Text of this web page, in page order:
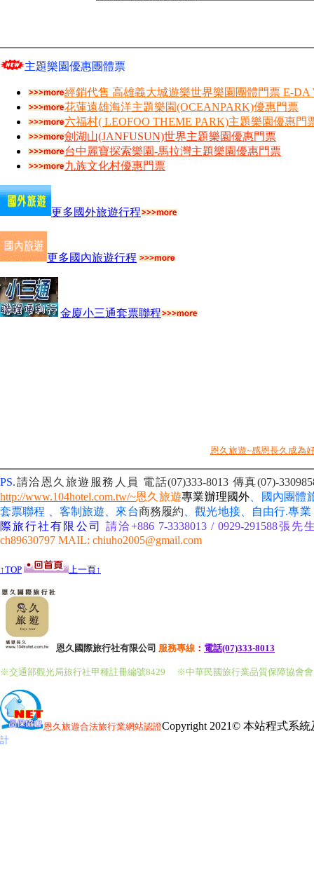
主題樂園優惠團體票
經銷代售 高雄義大城遊樂世界樂園團體門票 E-DA
花蓮遠雄海洋主題樂園(OCEANPARK)優惠門票
六福村( LEOFOO THEME PARK)主題樂園優惠門
劍湖山(JANFUSUN)世界主題樂園優惠門票
台中麗寶探索樂園-馬拉灣主題樂園優惠門票
九族文化村優惠門票
更多國外旅遊行程
更多國內旅遊行程
金廈小三通套票聯程
恩久旅遊~感恩長久成為
PS.請洽恩久旅遊服務人員 電話(07)333-8013 傳真(07)-
http://www.104hotel.com.tw/~恩久旅遊專業辦理國外 、國內團
套票聯程 、客制旅遊、來台商務履約 、觀光地接、自由行.專業
際旅行社有限公司
請洽+886 7-3338013 / 0929-291588張先
ch89630797 MAIL: chiuho2005@gmail.com
↑TOP 上一頁↑
恩久國際旅行社有限公司 服務專線 ： 電話(07)333-8013
※交通部觀光局旅行社甲種註冊編號8429 ※中華民國旅行業品質保障協會
恩久旅遊合法旅行業網站認證Copyright 2021© 本站程式系
計